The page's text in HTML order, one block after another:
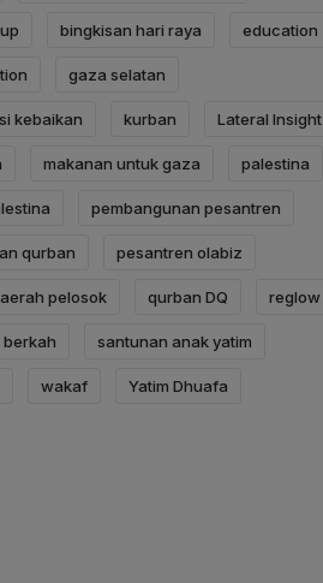
bingkisan hari raya education
gaza selatan
kebaikan kurban Lateral Insight
makanan untuk gaza palestina
pembangunan pesantren
qurban pesantren olabiz
pelosok qurban DQ reglow
santunan anak yatim
wakaf Yatim Dhuafa